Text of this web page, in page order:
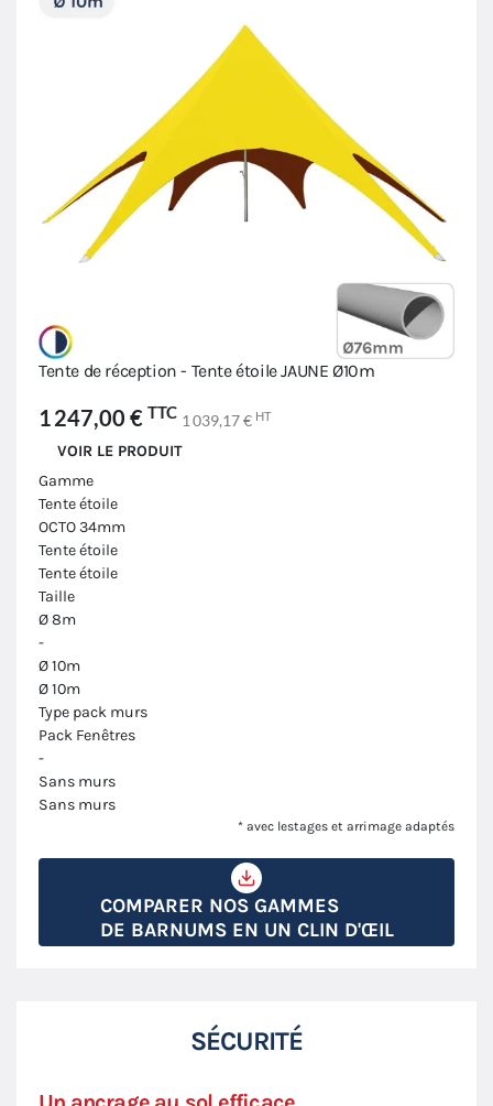
Tente de réception - Tente étoile JAUNE Ø10m
1 247,00 € TTC 1 039,17 € HT
VOIR LE PRODUIT
Gamme
Tente étoile
OCTO 34mm
Tente étoile
Tente étoile
Taille
Ø 8m
-
Ø 10m
Ø 10m
Type pack murs
Pack Fenêtres
-
Sans murs
Sans murs
* avec lestages et arrimage adaptés
COMPARER NOS GAMMES
DE BARNUMS EN UN CLIN D'ŒIL
SÉCURITÉ